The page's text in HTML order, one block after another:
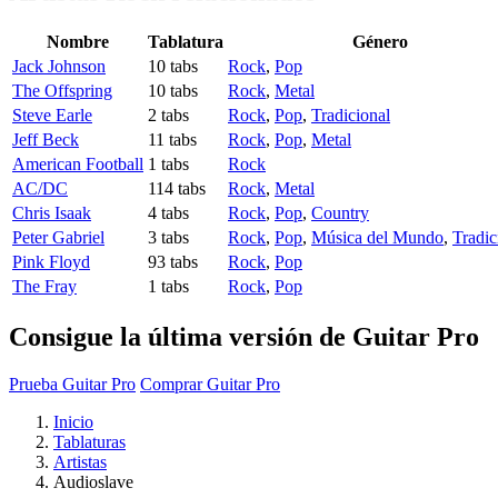
Nombre Tablatura
Género
Jack Johnson
10 tabs Rock, Pop
The Offspring
10 tabs Rock, Metal
Steve Earle
2 tabs Rock, Pop, Tradicional
Jeff Beck
11 tabs Rock, Pop, Metal
American Football 1 tabs
Rock
AC/DC
114 tabs Rock, Metal
Chris Isaak
4 tabs Rock, Pop, Country
Peter Gabriel
3 tabs Rock, Pop, Música del Mundo,
Pink Floyd
93 tabs Rock, Pop
The Fray
1 tabs Rock, Pop
Consigue la última versión de Guitar Pro
Prueba Guitar Pro Comprar Guitar Pro
Inicio
Tablaturas
Artistas
Audioslave